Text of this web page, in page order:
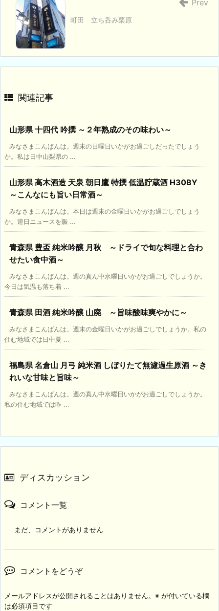
町田 立ち呑み栗原
Prev
関連記事
山形県 十四代 吟撰 ～２年熟成のその味わい～
みなさまこんばんは。週末の日曜日いかがお過ごしだったでしょう
か。私は日中山梨県の ...
山形県 高木酒造 天泉 朝日鷹 特撰 低温貯蔵酒 H30BY
～こんなにも旨い日常酒～
みなさまこんばんは。本日は週末の金曜日いかがお過ごしでしょう
か。連日ニュースを賑 ...
青森県 豊盃 純米吟醸 月秋 ～ドライで旬な料理と合わ
せたい食中酒～
みなさまこんばんは。週の真ん中水曜日いかがお過ごしでしょうか。
今日は気温も落ち着 ...
青森県 田酒 純米吟醸 山廃 ～旨味酸味爽やかに～
みなさまこんばんは。週末の金曜日いかがお過ごしでしょうか。私の
住む地域では日中夏 ...
福島県 名倉山 月弓 純米酒 しぼりたて無濾過生原酒 ～き
れいな甘味と旨味～
みなさまこんばんは。週の真ん中水曜日いかがお過ごしでしょうか。
私の住む地域では昨 ...
ディスカッション
コメント一覧
まだ、コメントがありません
コメントをどうぞ
メールアドレスが公開されることはありません。 ※ が付いている欄
は必須項目です